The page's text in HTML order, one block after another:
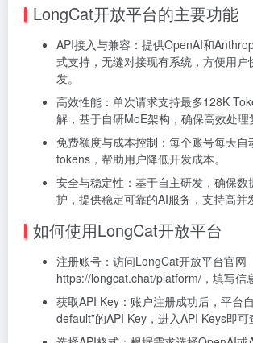
LongCat开放平台的主要功能
API接入与兼容：提供OpenAI和
式支持，无缝对接现有系统，方便用户
发。
高效性能：单次请求支持最多128K
解，基于自研MoE架构，确保高效处理
免费额度与成本控制：每个账号每天自
tokens，帮助用户降低开发成本。
安全与稳定性：基于自主研发，确保数
护，提供稳定可靠的AI服务，支持高并
如何使用LongCat开放平台
注册账号：访问LongCat开放平台官网
https://longcat.chat/platform/，填写信
获取API Key：账户注册成功后，平台
default”的API Key，进入API Keys即可